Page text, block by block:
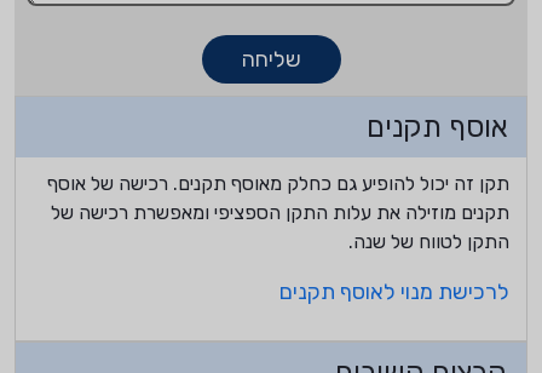
שליחה
אוסף תקנים
תקן זה יכול להופיע גם כחלק מאוסף תקנים. רכישה של אוסף
תקנים מוזילה את עלות התקן הספציפי ומאפשרת רכישה של
התקן לטווח של שנה.
לרכישת מנוי לאוסף תקנים